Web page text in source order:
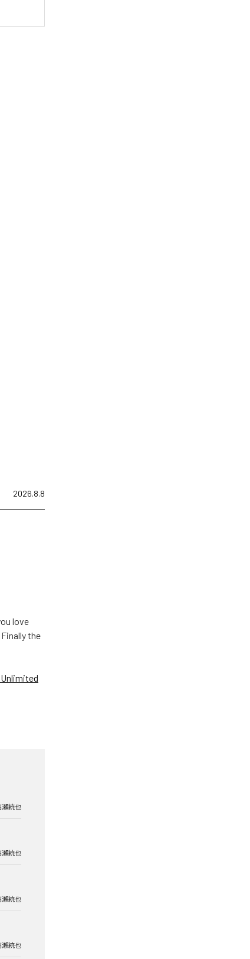
2026.8.8
love
Finally the
瀬統也
瀬統也
瀬統也
瀬統也